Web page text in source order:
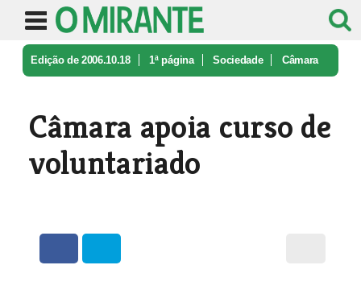
Edição de 2006.10.18 1ª página Sociedade Câmara
Câmara apoia curso de
voluntariado